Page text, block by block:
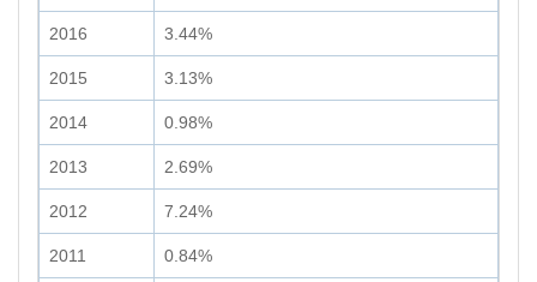
2016 3.44%
2015 3.13%
2014 0.98%
2013 2.69%
2012 7.24%
2011 0.84%